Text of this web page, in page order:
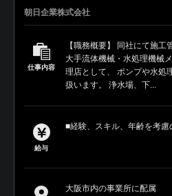
朝日企業株式会社
仕事内容
【職務概要】 同社にて施工
大手流体機械・水処理機械
理店として、 ポンプや水処
扱います。 浄水場、下...
給与
■経験、スキル、年齢を考
大阪市内の事業所に配属